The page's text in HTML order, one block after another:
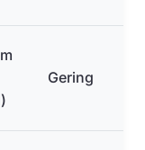
Gering